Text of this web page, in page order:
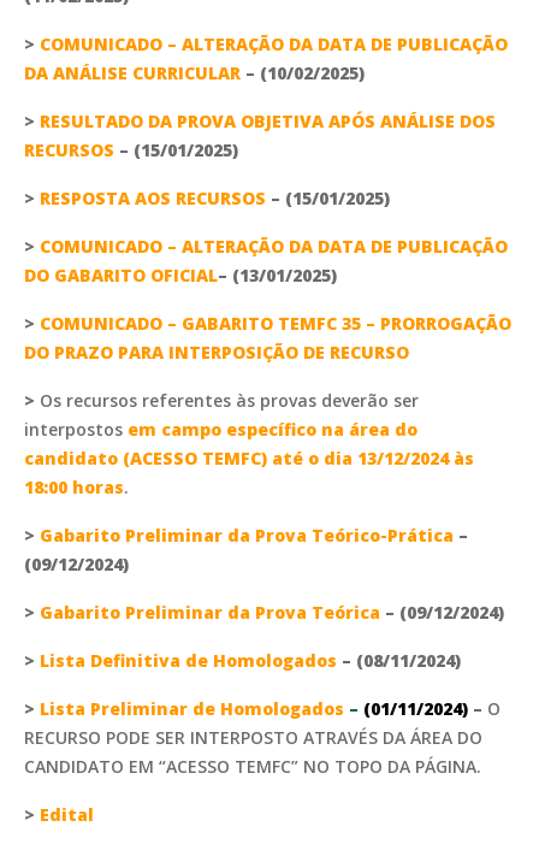
> COMUNICADO – ALTERAÇÃO DA DATA DE PUBLICAÇÃO
DA ANÁLISE CURRICULAR – (10/02/2025)
> RESULTADO DA PROVA OBJETIVA APÓS ANÁLISE DOS
RECURSOS – (15/01/2025)
> RESPOSTA AOS RECURSOS – (15/01/2025)
> COMUNICADO – ALTERAÇÃO DA DATA DE PUBLICAÇÃO
DO GABARITO OFICIAL– (13/01/2025)
> COMUNICADO – GABARITO TEMFC 35 – PRORROGAÇÃO
DO PRAZO PARA INTERPOSIÇÃO DE RECURSO
> Os recursos referentes às provas deverão ser
interpostos em campo específico na área do
candidato (ACESSO TEMFC) até o dia 13/12/2024 às
18:00 horas.
> Gabarito Preliminar da Prova Teórico-Prática –
(09/12/2024)
> Gabarito Preliminar da Prova Teórica – (09/12/2024)
> Lista Definitiva de Homologados – (08/11/2024)
> Lista Preliminar de Homologados – (01/11/2024) – O
RECURSO PODE SER INTERPOSTO ATRAVÉS DA ÁREA DO
CANDIDATO EM “ACESSO TEMFC” NO TOPO DA PÁGINA.
> Edital